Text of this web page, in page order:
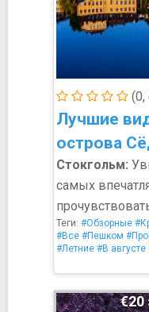
(0,
Лучшие
острова
Стокгольм:
самых
Теги: #Обзорные
#Все #Пешком
#Летние #В августе
€20